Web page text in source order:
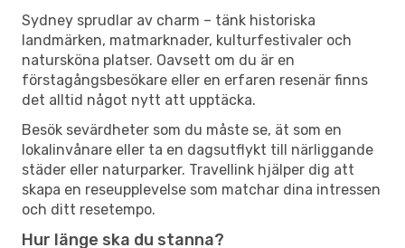
Sydney sprudlar av charm – tänk historiska
landmärken, matmarknader, kulturfestivaler och
natursköna platser. Oavsett om du är en
förstagångsbesökare eller en erfaren resenär finns
det alltid något nytt att upptäcka.
Besök sevärdheter som du måste se, ät som en
lokalinvånare eller ta en dagsutflykt till närliggande
städer eller naturparker. Travellink hjälper dig att
skapa en reseupplevelse som matchar dina intressen
och ditt resetempo.
Hur länge ska du stanna?